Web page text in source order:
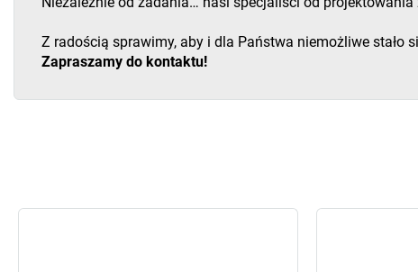
Z radością sprawimy, aby i dla Państwa niemożliwe stało
Zapraszamy do kontaktu!